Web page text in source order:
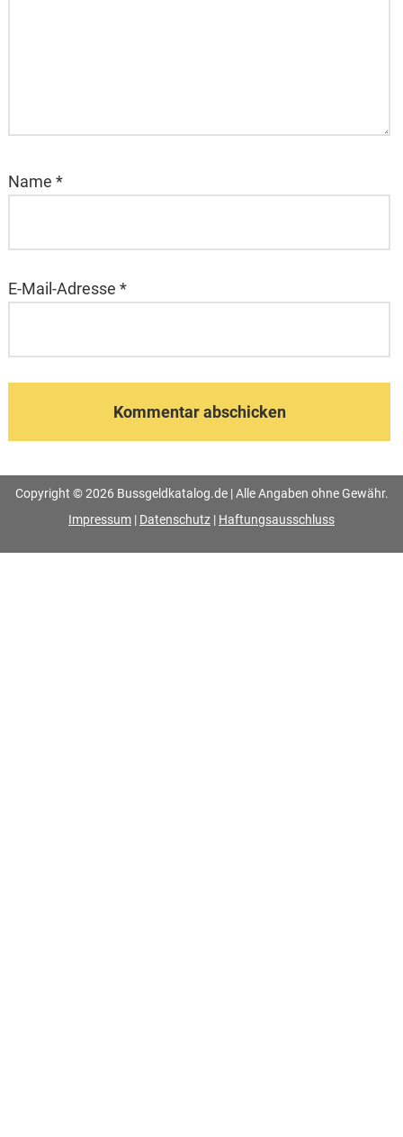
Name *
E-Mail-Adresse *
Copyright © 2026 Bussgeldkatalog.de | Alle Angaben ohne Gewähr.
Impressum | Datenschutz | Haftungsausschluss